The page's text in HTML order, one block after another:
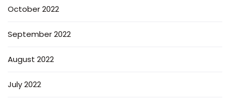
October 2022
September 2022
August 2022
July 2022